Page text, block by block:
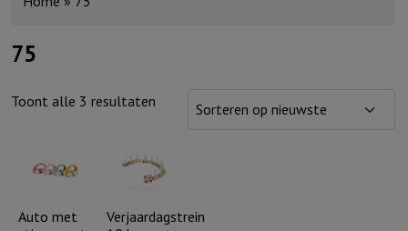
75
Toont alle 3 resultaten
Auto met
Verjaardagstrein